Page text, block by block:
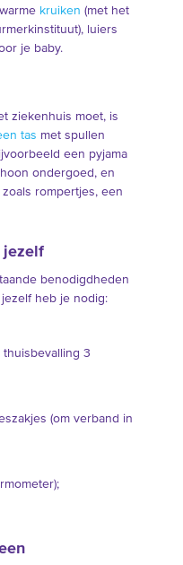
kruiken (met het
luiers
je baby.
ziekenhuis moet, is
tas met spullen
een pyjama
ondergoed, en
rompertjes, een
jezelf
benodigdheden
heb je nodig:
thuisbevalling 3
(om verband in